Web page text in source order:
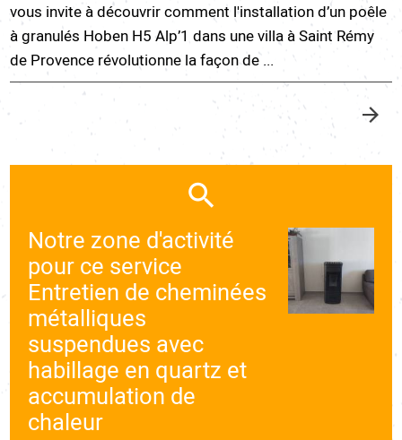
vous invite à découvrir comment l'installation d’un poêle
à granulés Hoben H5 Alp’1 dans une villa à Saint Rémy
de Provence révolutionne la façon de ...
Notre zone d'activité
pour ce service
Entretien de cheminées
métalliques
suspendues avec
habillage en quartz et
accumulation de
chaleur